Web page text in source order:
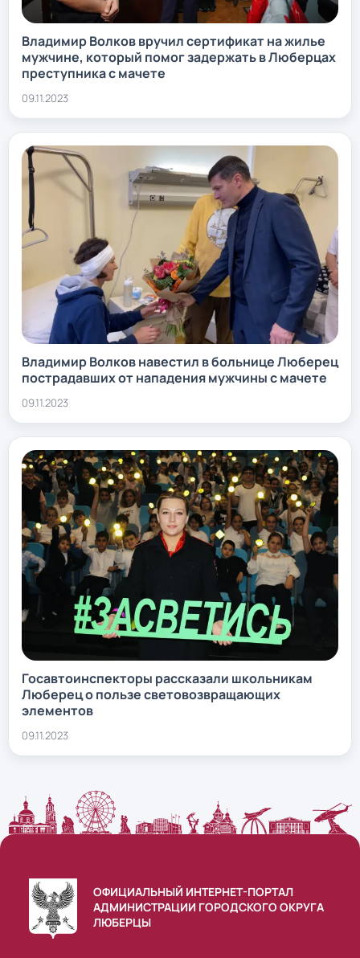
Владимир Волков вручил сертификат на жилье
мужчине, который помог задержать в Люберцах
преступника с мачете
09.11.2023
Владимир Волков навестил в больнице Люберец
пострадавших от нападения мужчины с мачете
09.11.2023
Госавтоинспекторы рассказали школьникам
Люберец о пользе световозвращающих
элементов
09.11.2023
ОФИЦИАЛЬНЫЙ ИНТЕРНЕТ-ПОРТАЛ
АДМИНИСТРАЦИИ ГОРОДСКОГО ОКРУГА
ЛЮБЕРЦЫ